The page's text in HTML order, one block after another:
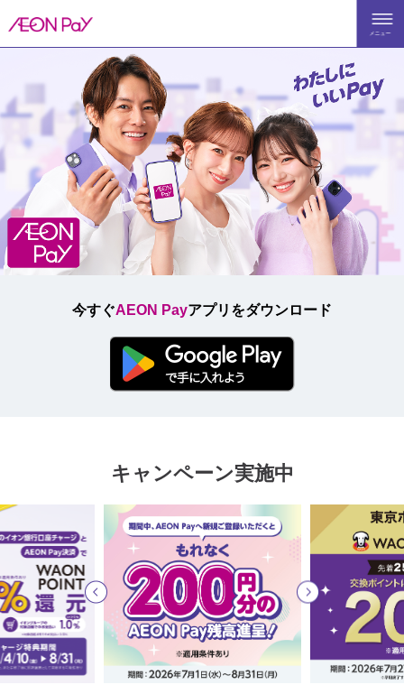
メニュー
TOP
特長
ご利
今すぐAEON Payアプリをダウンロード
キャンペーン実施中